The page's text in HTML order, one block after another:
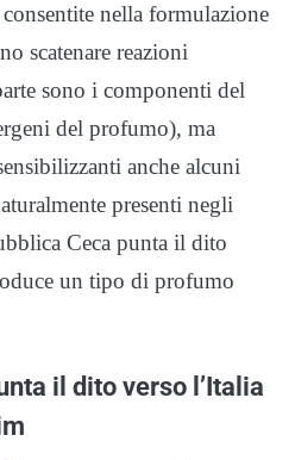
nella formulazione
scatenare reazioni
sono i componenti del
del profumo), ma
anche alcuni
presenti negli
Ceca punta il dito
un tipo di profumo
il dito verso l’Italia